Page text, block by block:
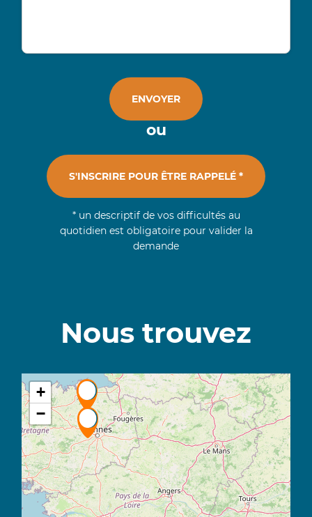
ENVOYER
ou
S'INSCRIRE POUR ÊTRE RAPPELÉ *
* un descriptif de vos difficultés au
quotidien est obligatoire pour valider la
demande
Nous trouvez
+
−